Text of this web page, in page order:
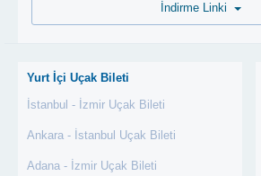
Yurt İçi Uçak Bileti
İstanbul - İzmir Uçak Bileti
Ankara - İstanbul Uçak Bileti
Adana - İzmir Uçak Bileti